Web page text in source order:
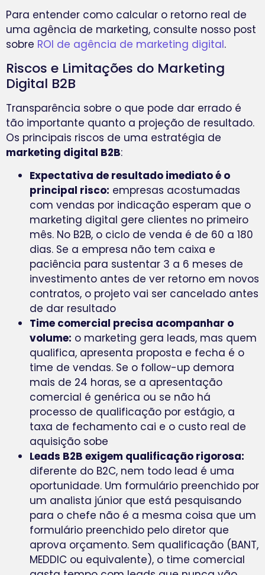
Para entender como calcular o retorno real de
uma agência de marketing, consulte nosso post
sobre ROI de agência de marketing digital.
Riscos e Limitações do Marketing
Digital B2B
Transparência sobre o que pode dar errado é
tão importante quanto a projeção de resultado.
Os principais riscos de uma estratégia de
marketing digital B2B:
Expectativa de resultado imediato é o
principal risco: empresas acostumadas
com vendas por indicação esperam que o
marketing digital gere clientes no primeiro
mês. No B2B, o ciclo de venda é de 60 a 180
dias. Se a empresa não tem caixa e
paciência para sustentar 3 a 6 meses de
investimento antes de ver retorno em novos
contratos, o projeto vai ser cancelado antes
de dar resultado
Time comercial precisa acompanhar o
volume: o marketing gera leads, mas quem
qualifica, apresenta proposta e fecha é o
time de vendas. Se o follow-up demora
mais de 24 horas, se a apresentação
comercial é genérica ou se não há
processo de qualificação por estágio, a
taxa de fechamento cai e o custo real de
aquisição sobe
Leads B2B exigem qualificação rigorosa:
diferente do B2C, nem todo lead é uma
oportunidade. Um formulário preenchido por
um analista júnior que está pesquisando
para o chefe não é a mesma coisa que um
formulário preenchido pelo diretor que
aprova orçamento. Sem qualificação (BANT,
MEDDIC ou equivalente), o time comercial